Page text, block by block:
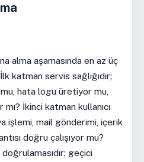
alma aşamasında en az üç
katman servis sağlığıdır;
hata logu üretiyor mu,
İkinci katman kullanıcı
işlemi, mail gönderimi, içerik
doğru çalışıyor mu?
geçici